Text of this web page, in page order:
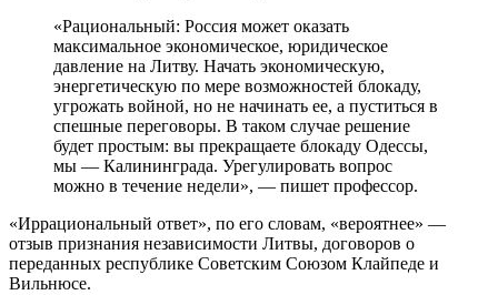
«Рациональный: Россия может оказать
максимальное экономическое, юридическое
давление на Литву. Начать экономическую,
энергетическую по мере возможностей блокаду,
угрожать войной, но не начинать ее, а пуститься в
спешные переговоры. В таком случае решение
будет простым: вы прекращаете блокаду Одессы,
мы — Калининграда. Урегулировать вопрос
можно в течение недели», — пишет профессор.
«Иррациональный ответ», по его словам, «вероятнее» —
отзыв признания независимости Литвы, договоров о
переданных республике Советским Союзом Клайпеде и
Вильнюсе.